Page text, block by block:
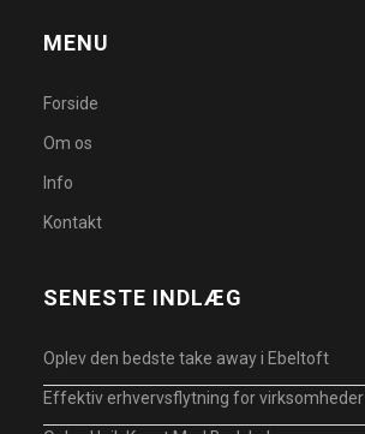
MENU
Forside
Om os
Info
Kontakt
SENESTE INDLÆG
Oplev den bedste take away i Ebeltoft
Effektiv erhvervsflytning for virksomheder